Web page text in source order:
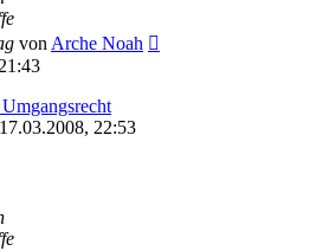
von Arche Noah
22:53